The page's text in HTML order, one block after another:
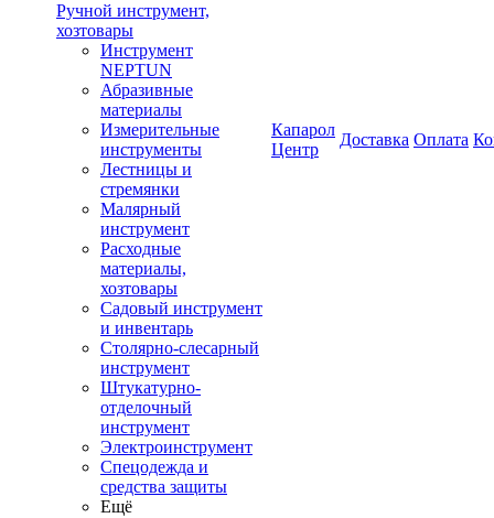
Ручной инструмент,
хозтовары
Инструмент
NEPTUN
Абразивные
материалы
Измерительные
инструменты
Лестницы и
стремянки
Малярный
инструмент
Расходные
материалы,
хозтовары
Садовый инструмент
и инвентарь
Столярно-слесарный
инструмент
Штукатурно-
отделочный
инструмент
Электроинструмент
Спецодежда и
средства защиты
Ещё
Капарол
Центр
Доставка Оплата